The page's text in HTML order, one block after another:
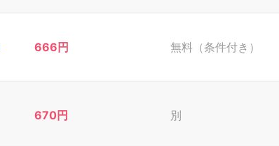
666円 無料（条件付き）
670円 別